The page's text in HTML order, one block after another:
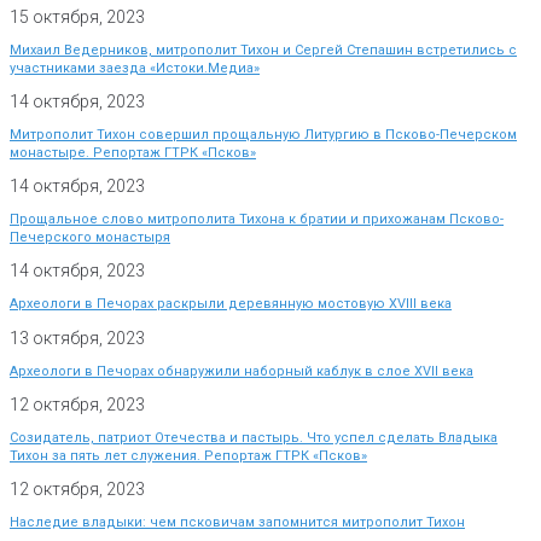
15 октября, 2023
Михаил Ведерников, митрополит Тихон и Сергей Степашин встретились с
участниками заезда «Истоки.Медиа»
14 октября, 2023
Митрополит Тихон совершил прощальную Литургию в Псково-Печерском
монастыре. Репортаж ГТРК «Псков»
14 октября, 2023
Прощальное слово митрополита Тихона к братии и прихожанам Псково-
Печерского монастыря
14 октября, 2023
Археологи в Печорах раскрыли деревянную мостовую XVIII века
13 октября, 2023
Археологи в Печорах обнаружили наборный каблук в слое XVII века
12 октября, 2023
Созидатель, патриот Отечества и пастырь. Что успел сделать Владыка
Тихон за пять лет служения. Репортаж ГТРК «Псков»
12 октября, 2023
Наследие владыки: чем псковичам запомнится митрополит Тихон